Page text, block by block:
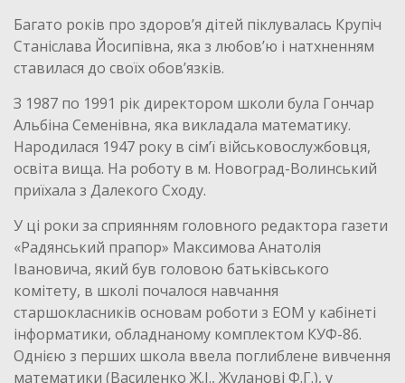
Багато років про здоров’я дітей піклувалась Крупіч
Станіслава Йосипівна, яка з любов’ю і натхненням
ставилася до своїх обов’язків.
З 1987 по 1991 рік директором школи була Гончар
Альбіна Семенівна, яка викладала математику.
Народилася 1947 року в сім’ї військовослужбовця,
освіта вища. На роботу в м. Новоград-Волинський
приїхала з Далекого Сходу.
У ці роки за сприянням головного редактора газети
«Радянський прапор» Максимова Анатолія
Івановича, який був головою батьківського
комітету, в школі почалося навчання
старшокласників основам роботи з ЕОМ у кабінеті
інформатики, обладнаному комплектом КУФ-86.
Однією з перших школа ввела поглиблене вивчення
математики (Василенко Ж.І., Жуланові Ф.Г.), у